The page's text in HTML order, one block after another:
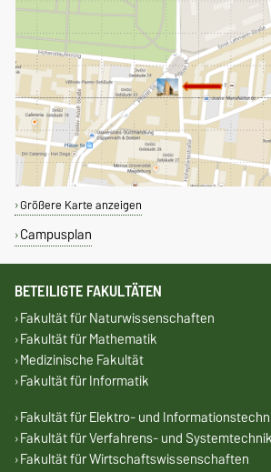
Größere Karte anzeigen
Campusplan
BETEILIGTE FAKULTÄTEN
Fakultät für Naturwissenschaften
Fakultät für Mathematik
Medizinische Fakultät
Fakultät für Informatik
Fakultät für Elektro- und
Fakultät für Verfahrens- und Systemtechnik
Fakultät für Wirtschaftswissenschaften